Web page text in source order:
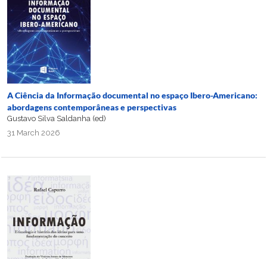
A Ciência da Informação documental no espaço Ibero-Americano:
abordagens contemporâneas e perspectivas
Gustavo Silva Saldanha (ed)
31 March 2026